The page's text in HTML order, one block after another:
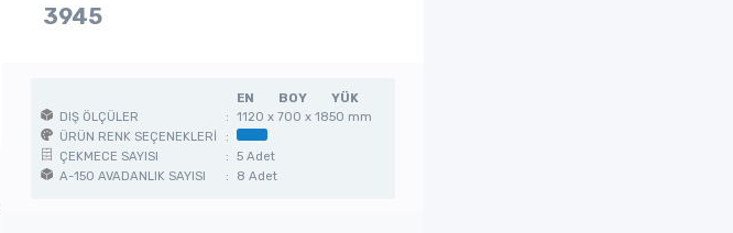
3945
EN BOY
YÜK
DIŞ ÖLÇÜLER
:
1120 x 700 x 1850 mm
ÜRÜN RENK SEÇENEKLERİ
:
ÇEKMECE SAYISI
:
5 Adet
A-150 AVADANLIK SAYISI
: 8 Adet